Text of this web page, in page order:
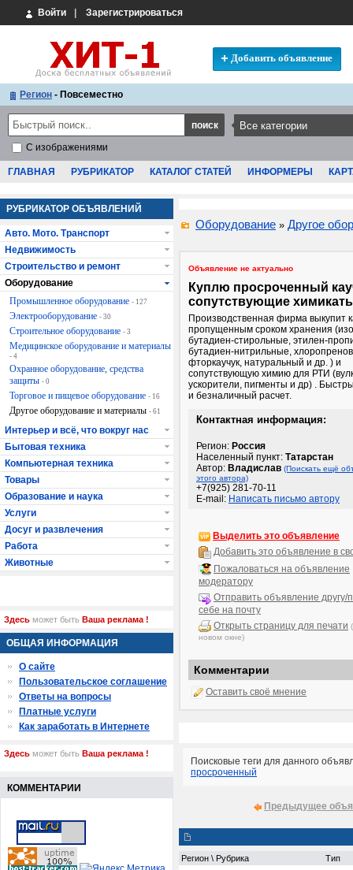
Войти Зарегистрироваться
Добавить объявление
Регион - Повсеместно
С изображениями
ГЛАВНАЯ РУБРИКАТОР КАТАЛОГ СТАТЕЙ ИНФОРМЕРЫ
Оборудование » Другое
Объявление не актуально
Куплю просроченный
сопутствующие
Производственная фирма выкупит
пропущенным сроком хранения
бутадиен-стирольные, этилен-
бутадиен-нитрильные,
фторкаучук, натуральный и др. ) и
сопутствующую химию для РТИ
ускорители, пигменты и др) .
и безналичный расчет.
Контактная информация:
Регион: Россия
Населенный пункт: Татарстан
Автор: Владислав (Поискать ещё
этого автора)
+7(925) 281-70-11
E-mail: Написать письмо автору
Выделить это объявление
Добавить это объявление в
Пожаловаться на объявление
модератору
Отправить объявление другу/
себе на почту
Открыть страницу для печати
новом окне)
Комментарии
Оставить своё мнение
Поисковые теги для данного
просроченный
Предыдущее
Регион \ Рубрика
Тип
РУБРИКАТОР ОБЪЯВЛЕНИЙ
Авто. Мото. Транспорт
Недвижимость
Строительство и ремонт
Оборудование
Промышленное оборудование - 127
Электрооборудование - 30
Строительное оборудование - 3
Медицинское оборудование и материалы
- 4
Охранное оборудование, средства
защиты - 0
Торговое и пищевое оборудование - 16
Другое оборудование и материалы - 61
Интерьер и всё, что вокруг нас
Бытовая техника
Компьютерная техника
Товары
Образование и наука
Услуги
Досуг и развлечения
Работа
Животные
Здесь может быть Ваша реклама !
ОБЩАЯ ИНФОРМАЦИЯ
О сайте
Пользовательское соглашение
Ответы на вопросы
Платные услуги
Как заработать в Интернете
Здесь может быть Ваша реклама !
КОММЕНТАРИИ